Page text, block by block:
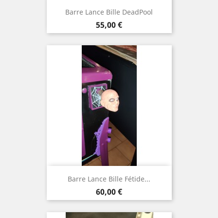
Barre Lance Bille DeadPool
Prix
55,00 €
Barre Lance Bille Fétide...
Prix
60,00 €